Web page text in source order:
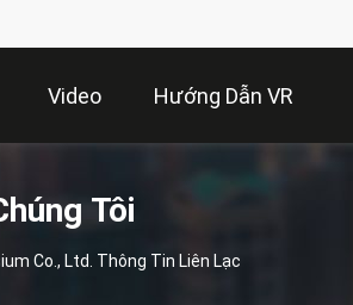
Video Hướng Dẫn VR
Tôi
Co., Ltd. Thông Tin Liên Lạc